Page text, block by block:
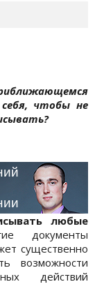
чтобы не
на
любые
документы
существенно
возможности
действий